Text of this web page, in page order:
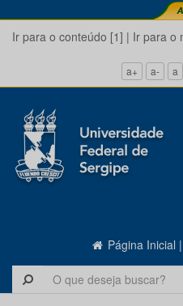
Ir para o conteúdo [1] | Ir para o
a+ a- a
Página Inicial |